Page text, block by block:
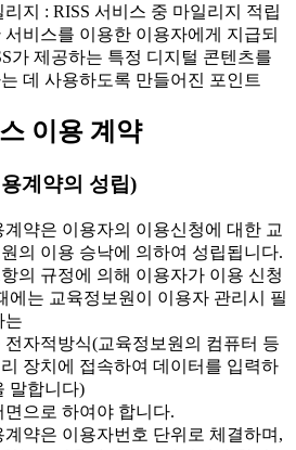
지 : RISS 서비스 중 마일리지 적립
서비스를 이용한 이용자에게 지급되
가 제공하는 특정 디지털 콘텐츠를
데 사용하도록 만들어진 포인트
이용 계약
계약의 성립)
약은 이용자의 이용신청에 대한 교
의 이용 승낙에 의하여 성립됩니다.
의 규정에 의해 이용자가 이용 신청
에는 교육정보원이 이용자 관리시 필
는
전자적방식(교육정보원의 컴퓨터 등
장치에 접속하여 데이터를 입력하
말합니다)
면으로 하여야 합니다.
약은 이용자번호 단위로 체결하며,